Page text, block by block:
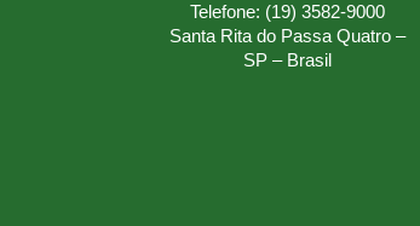
Telefone: (19) 3582-9000
Santa Rita do Passa Quatro –
SP – Brasil